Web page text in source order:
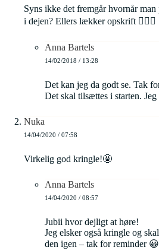
Syns ikke det fremgår hvornår
i dejen? Ellers lækker opskrift 👍🏼😊
Anna Bartels
14/02/2018 / 13:28
Det kan jeg da godt se. Tak
Det skal tilsættes i starten.
Nuka
14/04/2020 / 07:58
Virkelig god kringle!🤩
Anna Bartels
14/04/2020 / 08:57
Jubii hvor dejligt at høre!
Jeg elsker også kringle og
den igen – tak for reminder 😀